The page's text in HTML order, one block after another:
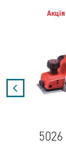
Акція
5026